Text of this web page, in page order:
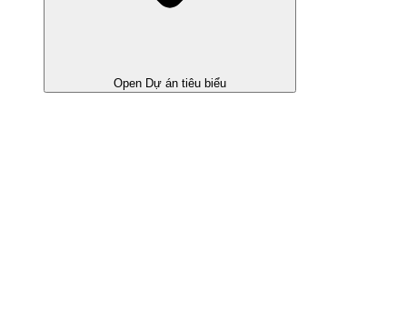
Open Dự án tiêu biểu